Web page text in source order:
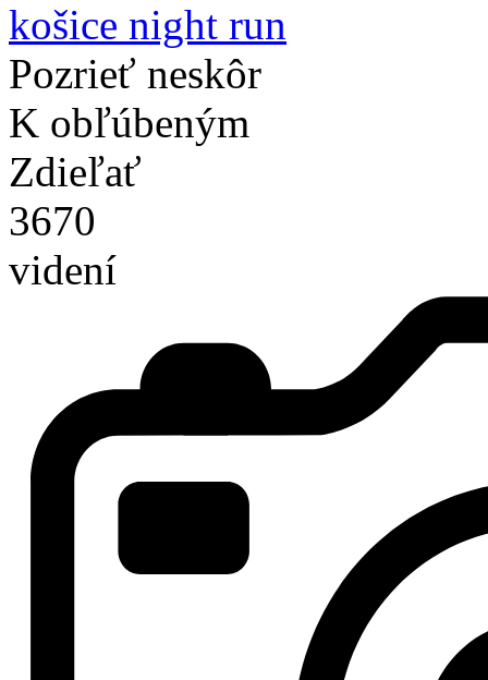
košice night run
Pozrieť neskôr
K obľúbeným
Zdieľať
3670
videní